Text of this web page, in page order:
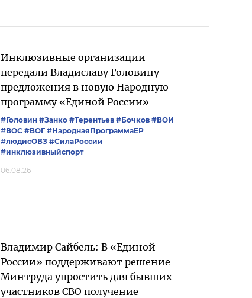
Инклюзивные организации
передали Владиславу Головину
предложения в новую Народную
программу «Единой России»
#Головин #Занко #Терентьев #Бочков #ВОИ
#ВОС #ВОГ #НароднаяПрограммаЕР
#людисОВЗ #СилаРоссии
#инклюзивныйспорт
06.08.26
Владимир Сайбель: В «Единой
России» поддерживают решение
Минтруда упростить для бывших
участников СВО получение